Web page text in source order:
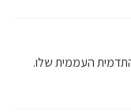
התדמית העממית שלו.